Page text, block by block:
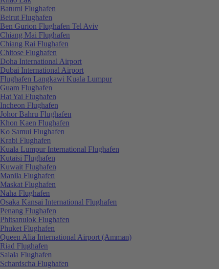
Batumi Flughafen
Beirut Flughafen
Ben Gurion Flughafen Tel Aviv
Chiang Mai Flughafen
Chiang Rai Flughafen
Chitose Flughafen
Doha International Airport
Dubai International Airport
Flughafen Langkawi Kuala Lumpur
Guam Flughafen
Hat Yai Flughafen
Incheon Flughafen
Johor Bahru Flughafen
Khon Kaen Flughafen
Ko Samui Flughafen
Krabi Flughafen
Kuala Lumpur International Flughafen
Kutaisi Flughafen
Kuwait Flughafen
Manila Flughafen
Maskat Flughafen
Naha Flughafen
Osaka Kansai International Flughafen
Penang Flughafen
Phitsanulok Flughafen
Phuket Flughafen
Queen Alia International Airport (Amman)
Riad Flughafen
Salala Flughafen
Schardscha Flughafen